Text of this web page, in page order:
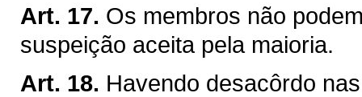
Art. 17. Os membros não
suspeição aceita pela maioria.
Art. 18. Havendo desacôrdo